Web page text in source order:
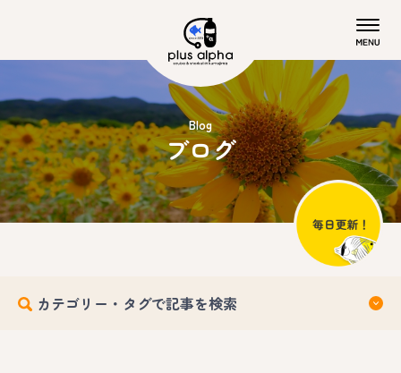
Blog
ブログ
カテゴリー・タグで記事を検索